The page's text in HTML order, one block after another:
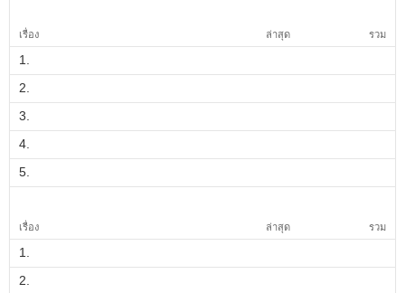
เรื่อง ล่าสุด รวม
1.
2.
3.
4.
5.
เรื่อง ล่าสุด รวม
1.
2.